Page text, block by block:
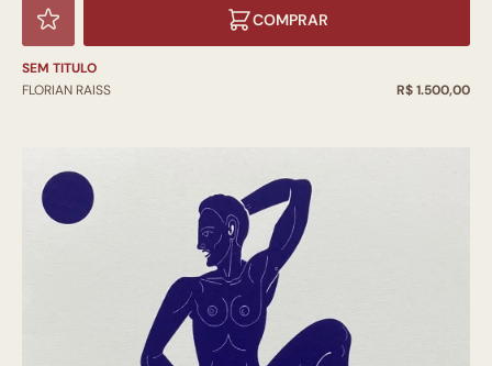
COMPRAR
SEM TITULO
FLORIAN RAISS
R$ 1.500,00